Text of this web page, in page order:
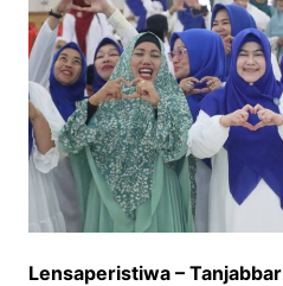
Lensaperistiwa – Tanjabbar